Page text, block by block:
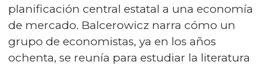
planificación central estatal a una economía
de mercado. Balcerowicz narra cómo un
grupo de economistas, ya en los años
ochenta, se reunía para estudiar la literatura